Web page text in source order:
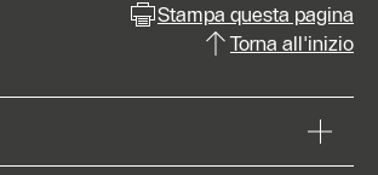
Stampa questa pagina
Torna all'inizio